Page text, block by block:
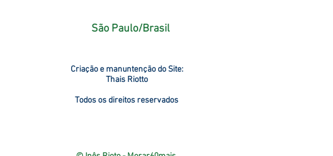
São Paulo/Brasil
Criação e manuntenção do Site:
Thais Riotto
Todos os direitos reservados